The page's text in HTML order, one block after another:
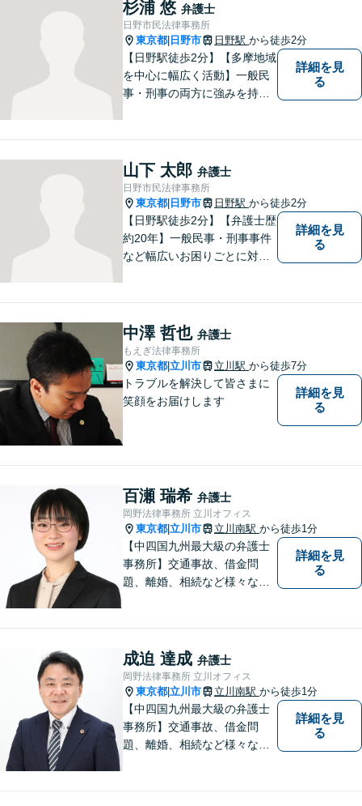
杉浦 悠 弁護士
日野市民法律事務所
東京都 日野市 日野駅 から徒歩2分
【日野駅徒歩2分】【多摩地域
を中心に幅広く活動】一般民
事・刑事の両方に強みを持つ
です。まずはお気軽にご相談
ください。【子連れ相談OK】
詳細を見
る
山下 太郎 弁護士
日野市民法律事務所
東京都 日野市 日野駅 から徒歩2分
【日野駅徒歩2分】【弁護士歴
約20年】一般民事・刑事事件
など幅広いお困りごとに対応
とつの問題に真剣に向き合
い、最善の解決を目指しま
す。
詳細を見
る
中澤 哲也 弁護士
もえぎ法律事務所
東京都 立川市 立川駅 から徒歩7分
トラブルを解決して皆さまに
笑顔をお届けします
詳細を見
る
百瀬 瑞希 弁護士
岡野法律事務所 立川オフィス
東京都 立川市 立川南駅 から徒歩1分
【中四国九州最大級の弁護士
事務所】交通事故、借金問
題、離婚、相続など様々な問
い！
詳細を見
る
成迫 達成 弁護士
岡野法律事務所 立川オフィス
東京都 立川市 立川南駅 から徒歩1分
【中四国九州最大級の弁護士
事務所】交通事故、借金問
題、離婚、相続など様々な問
詳細を見
る